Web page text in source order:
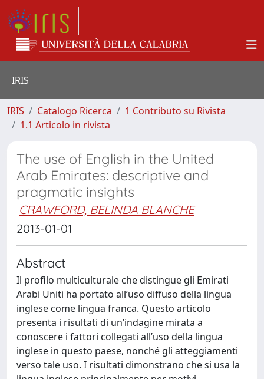
IRIS
IRIS Catalogo Ricerca
1 Contributo su Rivista
1.1 Articolo in rivista
The use of English in the United
Arab Emirates: descriptive and
pragmatic insights
CRAWFORD, BELINDA BLANCHE
2013-01-01
Abstract
Il profilo multiculturale che distingue gli Emirati
Arabi Uniti ha portato all’uso diffuso della lingua
inglese come lingua franca. Questo articolo
presenta i risultati di un’indagine mirata a
conoscere i fattori collegati all’uso della lingua
inglese in questo paese, nonché gli atteggiamenti
verso tale uso. I risultati dimonstrano che si usa la